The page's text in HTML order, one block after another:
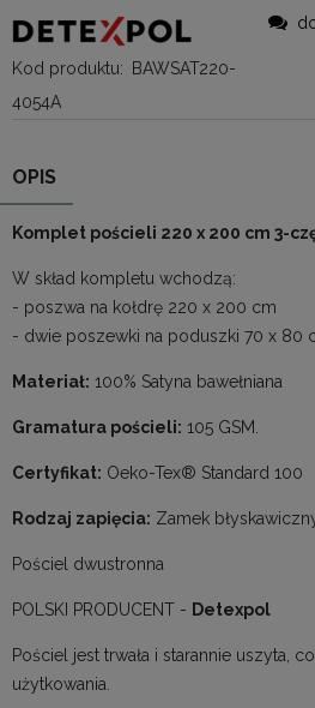
Kod produktu:
BAWSAT220-
4054A
OPIS
Komplet pościeli 220 x 200 cm 3-
W skład kompletu wchodzą:
- poszwa na kołdrę 220 x 200 cm
- dwie poszewki na poduszki 70 x 80
Materiał: 100% Satyna bawełniana
Gramatura pościeli: 105 GSM.
Certyfikat: Oeko-Tex® Standard 100
Rodzaj zapięcia: Zamek
Pościel dwustronna
POLSKI PRODUCENT - Detexpol
Pościel jest trwała i starannie uszyta,
użytkowania.